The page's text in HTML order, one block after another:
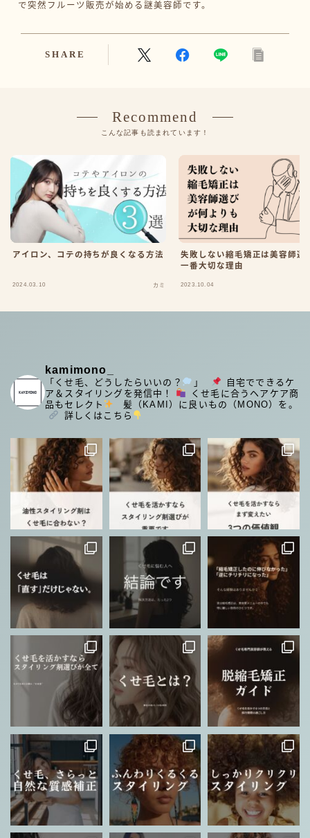
で突然フルーツ販売が始める謎美容師です。
SHARE
Recommend
こんな記事も読まれています！
アイロン、コテの持ちが良くなる方法
2024.03.10 カミ
失敗しない縮毛矯正は美容師選
一番大切な理由
2023.10.04
kamimono_
「くせ毛、どうしたらいいの？ 」
自宅でできるケ
ア＆スタイリングを発信中！
くせ毛に合うヘアケア商
品もセレクト
髪（KAMI）に良いもの（MONO）を。
詳しくはこちら